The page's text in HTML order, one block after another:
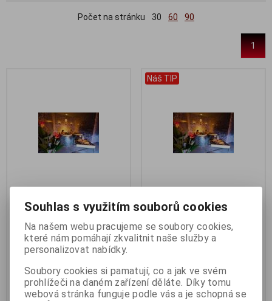
Počet na stránku 30 60 90
1
KOUPEL PRO 1 OSOBU dle
Katalogové číslo:02001
Termín dodání (dny):3
Relaxace při koupeli s
občerstvením je ideální způsob,
jak si dopřát okamžik klidu a
odpočinku. Tato kombinace
nabízí nejen uvolnění těla ve
Náš TIP
KOUPEL PRO 2 OSOBY dle
Katalogové číslo:02002
Termín dodání (dny):
občerstvením je ideální způsob,
jak si dopřát okamžik klidu a
odpočinku. Tato kombinace
nabízí nejen uvolnění těla ve
Souhlas s využitím souborů cookies
Na našem webu pracujeme se soubory cookies,
které nám pomáhají zkvalitnit naše služby a
personalizovat nabídky.
Soubory cookies si pamatují, co a jak ve svém
prohlížeči na daném zařízení děláte. Díky tomu
webová stránka funguje podle vás a je schopná se